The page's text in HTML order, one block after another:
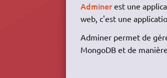
Adminerest une
web, c'est une
Adminer permet de
MongoDB et de